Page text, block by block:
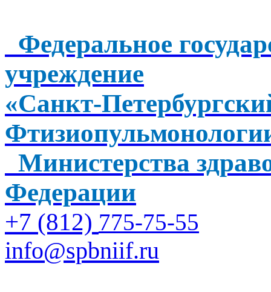
Федеральное
учреждение
«Санкт-
Министерства
Федерации
+7 (812) 775-75-55
info@spbniif.ru